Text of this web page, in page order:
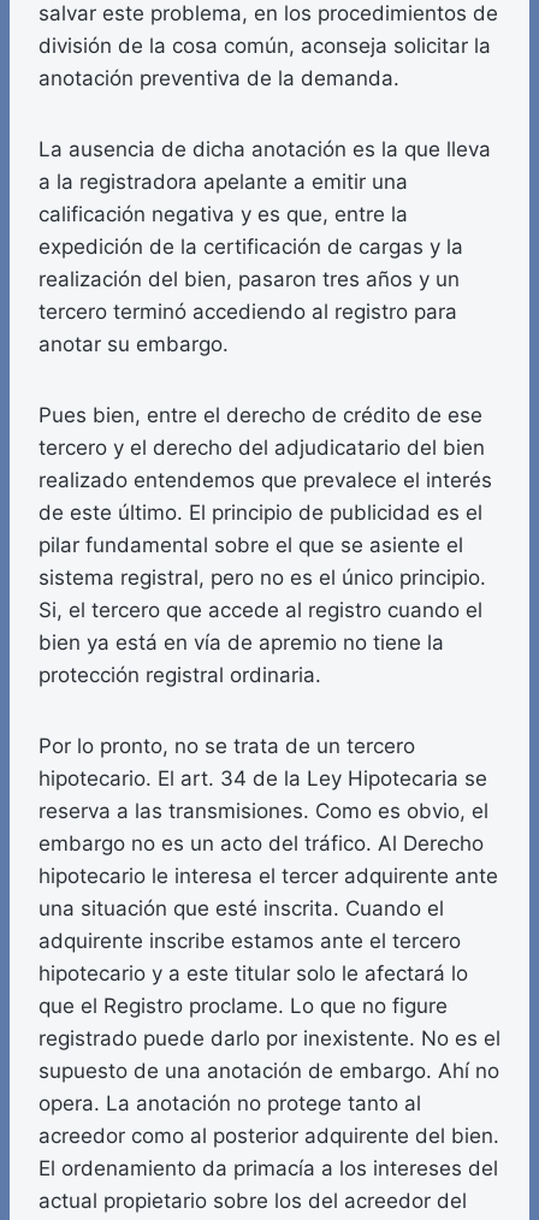
salvar este problema, en los procedimientos de
división de la cosa común, aconseja solicitar la
anotación preventiva de la demanda.
La ausencia de dicha anotación es la que lleva
a la registradora apelante a emitir una
calificación negativa y es que, entre la
expedición de la certificación de cargas y la
realización del bien, pasaron tres años y un
tercero terminó accediendo al registro para
anotar su embargo.
Pues bien, entre el derecho de crédito de ese
tercero y el derecho del adjudicatario del bien
realizado entendemos que prevalece el interés
de este último. El principio de publicidad es el
pilar fundamental sobre el que se asiente el
sistema registral, pero no es el único principio.
Si, el tercero que accede al registro cuando el
bien ya está en vía de apremio no tiene la
protección registral ordinaria.
Por lo pronto, no se trata de un tercero
hipotecario. El art. 34 de la Ley Hipotecaria se
reserva a las transmisiones. Como es obvio, el
embargo no es un acto del tráfico. Al Derecho
hipotecario le interesa el tercer adquirente ante
una situación que esté inscrita. Cuando el
adquirente inscribe estamos ante el tercero
hipotecario y a este titular solo le afectará lo
que el Registro proclame. Lo que no figure
registrado puede darlo por inexistente. No es el
supuesto de una anotación de embargo. Ahí no
opera. La anotación no protege tanto al
acreedor como al posterior adquirente del bien.
El ordenamiento da primacía a los intereses del
actual propietario sobre los del acreedor del